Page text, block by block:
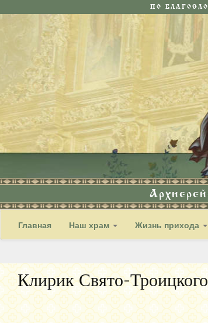
ПО
Главная Наш храм Жизнь прихода
Клирик Свято-